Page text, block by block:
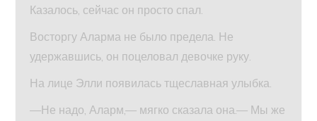
Казалось, сейчас он просто спал.
Восторгу Аларма не было предела. Не
удержавшись, он поцеловал девочке руку.
На лице Элли появилась тщеславная улыбка.
—Не надо, Аларм,— мягко сказала она.— Мы же